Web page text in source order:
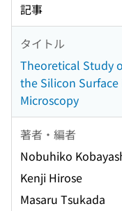
記事
タイトル
Theoretical Study
the Silicon
Microscopy
著者・編者
Nobuhiko
Kenji Hirose
Masaru Tsukada